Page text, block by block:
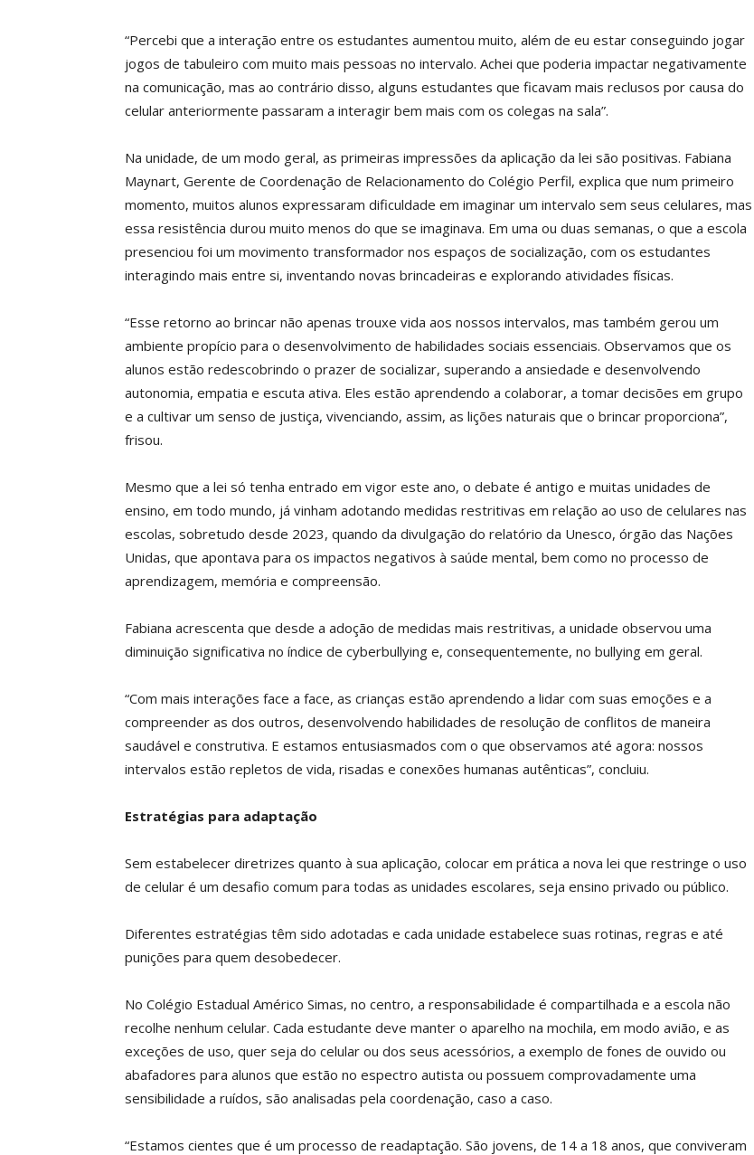
“Percebi que a interação entre os estudantes aumentou muito, além de eu estar conseguindo jogar
jogos de tabuleiro com muito mais pessoas no intervalo. Achei que poderia impactar negativamente
na comunicação, mas ao contrário disso, alguns estudantes que ficavam mais reclusos por causa do
celular anteriormente passaram a interagir bem mais com os colegas na sala”.
Na unidade, de um modo geral, as primeiras impressões da aplicação da lei são positivas. Fabiana
Maynart, Gerente de Coordenação de Relacionamento do Colégio Perfil, explica que num primeiro
momento, muitos alunos expressaram dificuldade em imaginar um intervalo sem seus celulares, mas
essa resistência durou muito menos do que se imaginava. Em uma ou duas semanas, o que a escola
presenciou foi um movimento transformador nos espaços de socialização, com os estudantes
interagindo mais entre si, inventando novas brincadeiras e explorando atividades físicas.
“Esse retorno ao brincar não apenas trouxe vida aos nossos intervalos, mas também gerou um
ambiente propício para o desenvolvimento de habilidades sociais essenciais. Observamos que os
alunos estão redescobrindo o prazer de socializar, superando a ansiedade e desenvolvendo
autonomia, empatia e escuta ativa. Eles estão aprendendo a colaborar, a tomar decisões em grupo
e a cultivar um senso de justiça, vivenciando, assim, as lições naturais que o brincar proporciona”,
frisou.
Mesmo que a lei só tenha entrado em vigor este ano, o debate é antigo e muitas unidades de
ensino, em todo mundo, já vinham adotando medidas restritivas em relação ao uso de celulares nas
escolas, sobretudo desde 2023, quando da divulgação do relatório da Unesco, órgão das Nações
Unidas, que apontava para os impactos negativos à saúde mental, bem como no processo de
aprendizagem, memória e compreensão.
Fabiana acrescenta que desde a adoção de medidas mais restritivas, a unidade observou uma
diminuição significativa no índice de cyberbullying e, consequentemente, no bullying em geral.
“Com mais interações face a face, as crianças estão aprendendo a lidar com suas emoções e a
compreender as dos outros, desenvolvendo habilidades de resolução de conflitos de maneira
saudável e construtiva. E estamos entusiasmados com o que observamos até agora: nossos
intervalos estão repletos de vida, risadas e conexões humanas autênticas”, concluiu.
Estratégias para adaptação
Sem estabelecer diretrizes quanto à sua aplicação, colocar em prática a nova lei que restringe o uso
de celular é um desafio comum para todas as unidades escolares, seja ensino privado ou público.
Diferentes estratégias têm sido adotadas e cada unidade estabelece suas rotinas, regras e até
punições para quem desobedecer.
No Colégio Estadual Américo Simas, no centro, a responsabilidade é compartilhada e a escola não
recolhe nenhum celular. Cada estudante deve manter o aparelho na mochila, em modo avião, e as
exceções de uso, quer seja do celular ou dos seus acessórios, a exemplo de fones de ouvido ou
abafadores para alunos que estão no espectro autista ou possuem comprovadamente uma
sensibilidade a ruídos, são analisadas pela coordenação, caso a caso.
“Estamos cientes que é um processo de readaptação. São jovens, de 14 a 18 anos, que conviveram